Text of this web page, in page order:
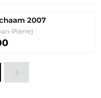
2007
Pierre)